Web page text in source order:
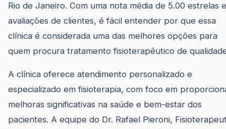
Rio de Janeiro. Com uma nota média de 5.00 estrelas
avaliações de clientes, é fácil entender por que essa
clínica é considerada uma das melhores opções para
quem procura tratamento fisioterapêutico de
A clínica oferece atendimento personalizado e
especializado em fisioterapia, com foco em
melhoras significativas na saúde e bem-estar dos
pacientes. A equipe do Dr. Rafael Pieroni,